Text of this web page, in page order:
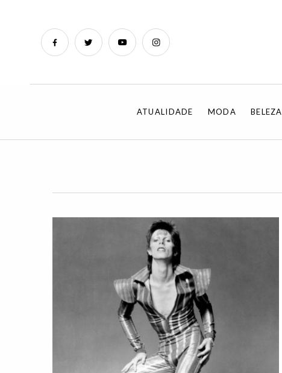
ATUALIDADE MODA BELEZA